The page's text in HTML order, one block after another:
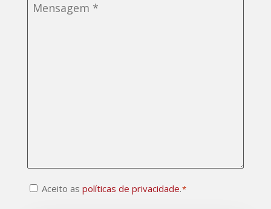
título
Consentimento
Aceito as políticas de privacidade.*